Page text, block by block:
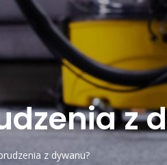
z
z dywanu?